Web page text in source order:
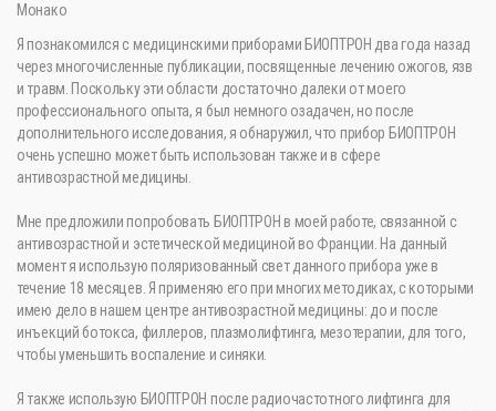
Монако
Я познакомился с медицинскими приборами БИОПТРОН два года назад
через многочисленные публикации, посвященные лечению ожогов, язв
и травм. Поскольку эти области достаточно далеки от моего
профессионального опыта, я был немного озадачен, но после
дополнительного исследования, я обнаружил, что прибор БИОПТРОН
очень успешно может быть использован также и в сфере
антивозрастной медицины.
Мне предложили попробовать БИОПТРОН в моей работе, связанной с
антивозрастной и эстетической медициной во Франции. На данный
момент я использую поляризованный свет данного прибора уже в
течение 18 месяцев. Я применяю его при многих методиках, с которыми
имею дело в нашем центре антивозрастной медицины: до и после
инъекций ботокса, филлеров, плазмолифтинга, мезотерапии, для того,
чтобы уменьшить воспаление и синяки.
Я также использую БИОПТРОН после радиочастотного лифтинга для